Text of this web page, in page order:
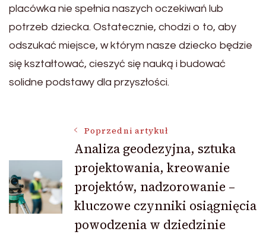
placówka nie spełnia naszych oczekiwań lub
potrzeb dziecka. Ostatecznie, chodzi o to, aby
odszukać miejsce, w którym nasze dziecko będzie
się kształtować, cieszyć się nauką i budować
solidne podstawy dla przyszłości.
Nawigacja
wpisu
Poprzedni artykuł
Analiza geodezyjna, sztuka
projektowania, kreowanie
projektów, nadzorowanie –
kluczowe czynniki osiągnięcia
powodzenia w dziedzinie